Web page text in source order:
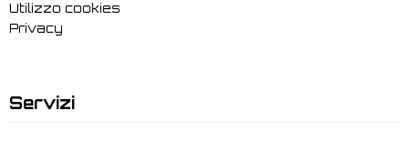
Utilizzo cookies
Privacy
Servizi